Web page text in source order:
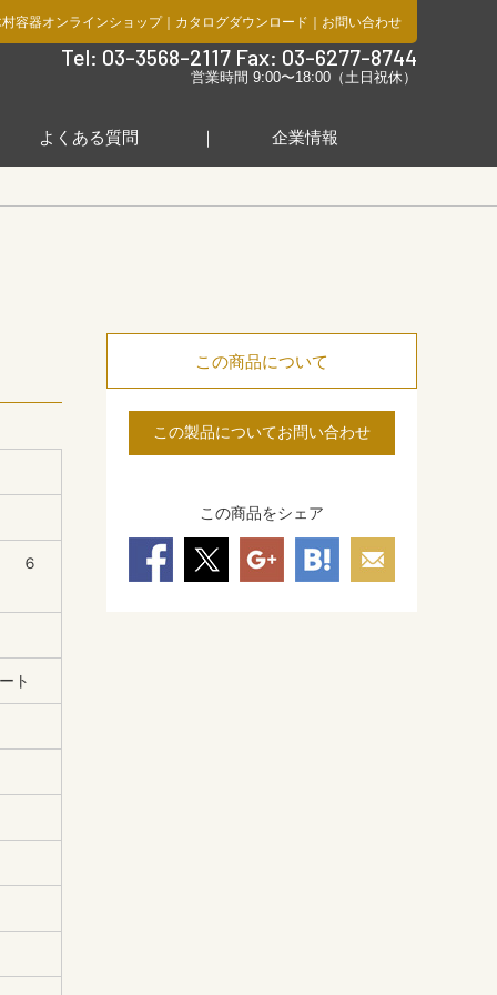
容器オンラインショップ｜ カタログダウンロード ｜ お問い合わせ
Tel: 03-3568-2117 Fax: 03-6277-8744
営業時間 9:00〜18:00（土日祝休）
よくある質問 企業情報
６
ト
この商品について
この製品についてお問い合わせ
この商品をシェア